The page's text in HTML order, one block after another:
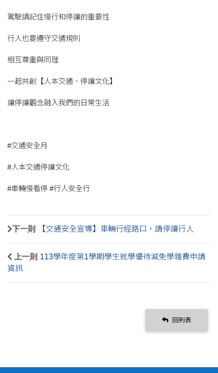
駕駛請記住慢行和停讓的重要性
行人也要遵守交通規則
相互尊重與同理
一起共創【人本交通、停讓文化】
讓停讓觀念融入我們的日常生活
#交通安全月
#人本交通停讓文化
#車輛慢看停 #行人安全行
下一則 【交通安全宣導】車輛行經路口，請停讓行人
上一則 113學年度第1學期學生就學優待減免學雜費申請
資訊
回列表